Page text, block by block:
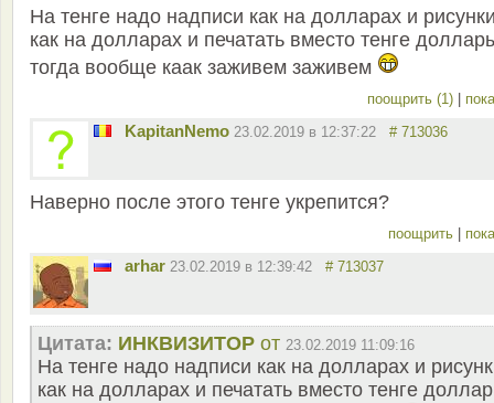
На тенге надо надписи как на долларах и
как на долларах и печатать вместо тенге
тогда вообще каак заживем заживем
поощрить (1)
KapitanNemo 23.02.2019 в 12:37:22 # 713036
Наверно после этого тенге укрепится?
поощрить
arhar 23.02.2019 в 12:39:42 # 713037
Цитата: ИНКВИЗИТОР от 23.02.2019 11:09:16
На тенге надо надписи как на долларах и
как на долларах и печатать вместо тенге